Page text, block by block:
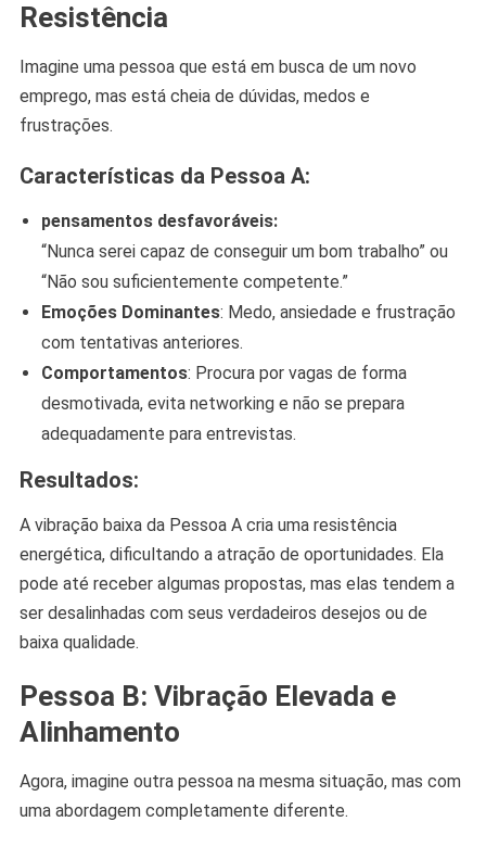
Resistência
Imagine uma pessoa que está em busca de um novo
emprego, mas está cheia de dúvidas, medos e
frustrações.
Características da Pessoa A:
pensamentos desfavoráveis:
“Nunca serei capaz de conseguir um bom trabalho” ou
“Não sou suficientemente competente.”
Emoções Dominantes: Medo, ansiedade e frustração
com tentativas anteriores.
Comportamentos: Procura por vagas de forma
desmotivada, evita networking e não se prepara
adequadamente para entrevistas.
Resultados:
A vibração baixa da Pessoa A cria uma resistência
energética, dificultando a atração de oportunidades. Ela
pode até receber algumas propostas, mas elas tendem a
ser desalinhadas com seus verdadeiros desejos ou de
baixa qualidade.
Pessoa B: Vibração Elevada e
Alinhamento
Agora, imagine outra pessoa na mesma situação, mas com
uma abordagem completamente diferente.